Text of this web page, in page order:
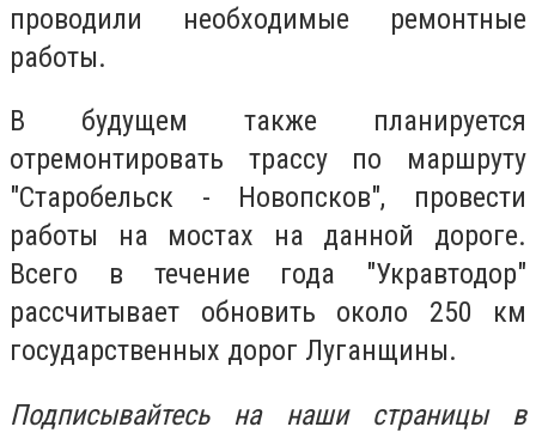
проводили необходимые ремонтные
работы.
В будущем также планируется
отремонтировать трассу по маршруту
"Старобельск - Новопсков", провести
работы на мостах на данной дороге.
Всего в течение года "Укравтодор"
рассчитывает обновить около 250 км
государственных дорог Луганщины.
Подписывайтесь на наши страницы в